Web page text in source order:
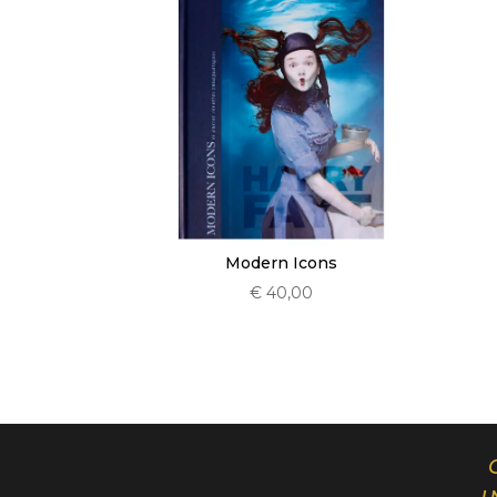
Modern Icons
€40,00